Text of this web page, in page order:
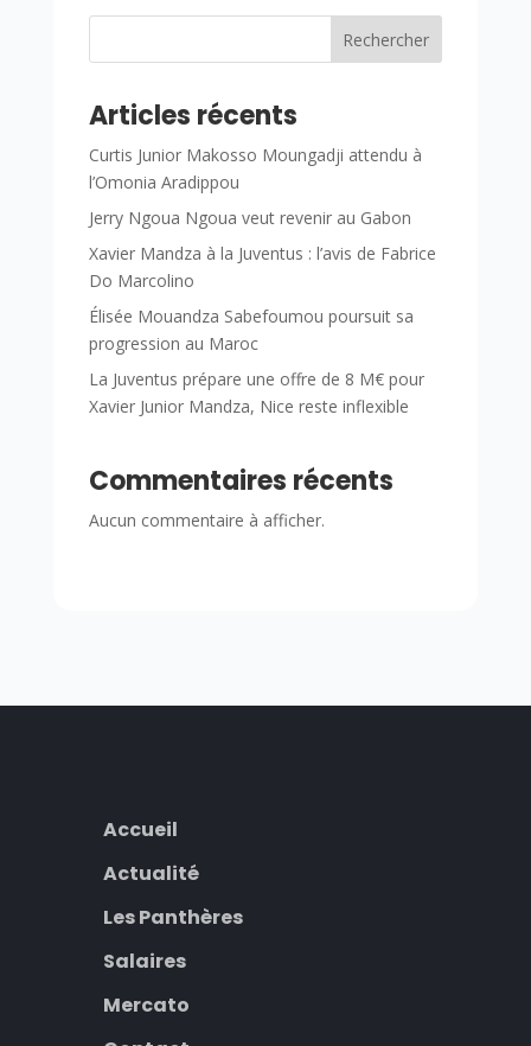
Rechercher
Articles récents
Curtis Junior Makosso Moungadji attendu à
l’Omonia Aradippou
Jerry Ngoua Ngoua veut revenir au Gabon
Xavier Mandza à la Juventus : l’avis de Fabrice
Do Marcolino
Élisée Mouandza Sabefoumou poursuit sa
progression au Maroc
La Juventus prépare une offre de 8 M€ pour
Xavier Junior Mandza, Nice reste inflexible
Commentaires récents
Aucun commentaire à afficher.
Accueil
Actualité
Les Panthères
Salaires
Mercato